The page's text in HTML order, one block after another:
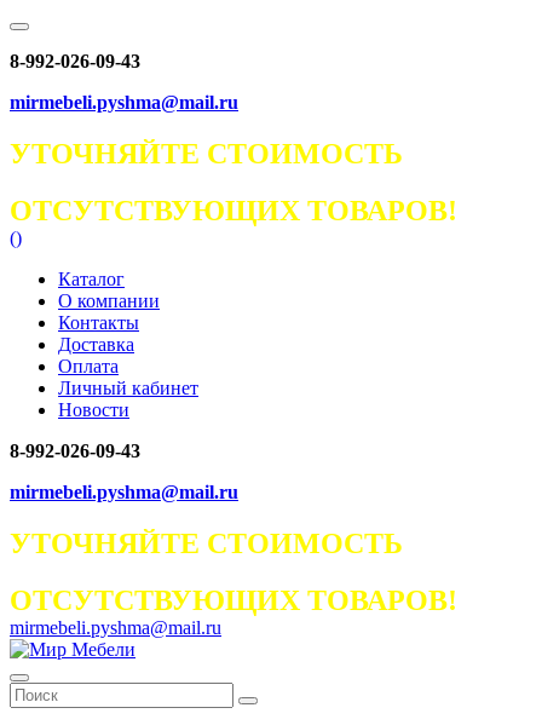
8-992-026-09-43
mirmebeli.pyshma@mail.ru
УТОЧНЯЙТЕ СТОИМОСТЬ
ОТСУТСТВУЮЩИХ ТОВАРОВ!
()
Каталог
О компании
Контакты
Доставка
Оплата
Личный кабинет
Новости
8-992-026-09-43
mirmebeli.pyshma@mail.ru
УТОЧНЯЙТЕ СТОИМОСТЬ
ОТСУТСТВУЮЩИХ ТОВАРОВ!
mirmebeli.pyshma@mail.ru